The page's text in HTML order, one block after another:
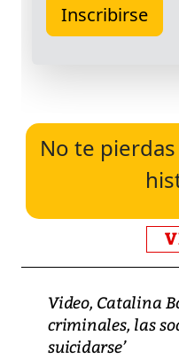
No te
Video, Catalina
criminales, las
suicidarse’